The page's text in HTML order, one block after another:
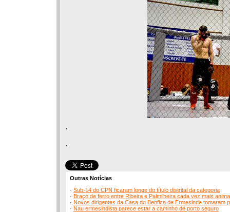
.
.
Outras Notícias
· Sub-14 do CPN ficaram longe do título distrital da categoria
· Braço de ferro entre Ribeira e Palmilheira cada vez mais
· Novos dirigentes da Casa do Benfica de Ermesinde tomaram
· Nau ermesindista parece estar a caminho de porto seguro